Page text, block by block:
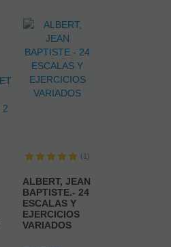
(1)
ALBERT, JEAN
BAPTISTE.- 24
ESCALAS Y
EJERCICIOS
VARIADOS